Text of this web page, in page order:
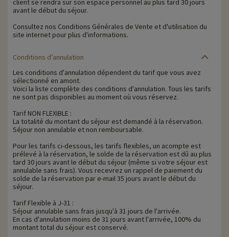
client se rendra sur son espace personnel au plus tard 30 jours
avant le début du séjour.
Consultez nos Conditions Générales de Vente et d'utilisation du
site internet pour plus d'informations.
Conditions d’annulation
Les conditions d'annulation dépendent du tarif que vous avez
sélectionné en amont.
Voici la liste complète des conditions d'annulation. Tous les tarifs
ne sont pas disponibles au moment où vous réservez.
Tarif NON FLEXIBLE :
La totalité du montant du séjour est demandé à la réservation.
Séjour non annulable et non remboursable.
Pour les tarifs ci-dessous, les tarifs flexibles, un acompte est
prélevé à la réservation, le solde de la réservation est dû au plus
tard 30 jours avant le début du séjour (même si votre séjour est
annulable sans frais). Vous recevrez un rappel de paiement du
solde de la réservation par e-mail 35 jours avant le début du
séjour.
Tarif Flexible à J-31 :
Séjour annulable sans frais jusqu'à 31 jours de l'arrivée.
En cas d'annulation moins de 31 jours avant l'arrivée, 100% du
montant total du séjour est conservé.